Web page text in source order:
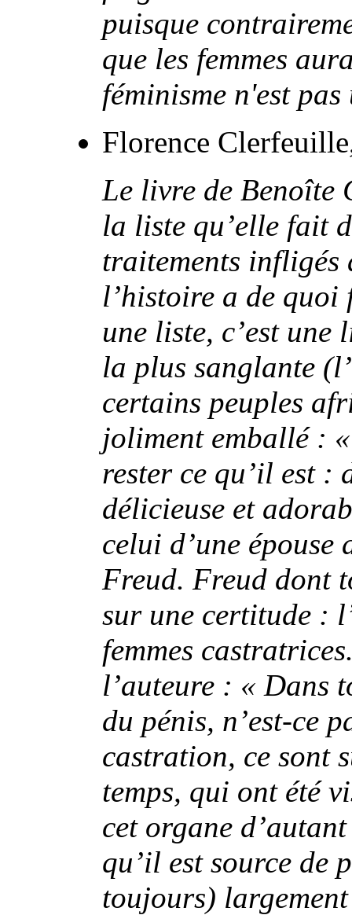
puisque
que les femmes
féminisme n'est
Florence
Le livre de Benoîte
la liste qu’elle fait
traitements infligés
l’histoire a de quoi
une liste, c’est
la plus sanglante
certains peuples
joliment emballé :
rester ce qu’il est :
délicieuse et
celui d’une épouse
Freud. Freud dont
sur une certitude :
femmes
l’auteure : « Dans
du pénis, n’est-ce
castration, ce sont
temps, qui ont été
cet organe
qu’il est source de
toujours)